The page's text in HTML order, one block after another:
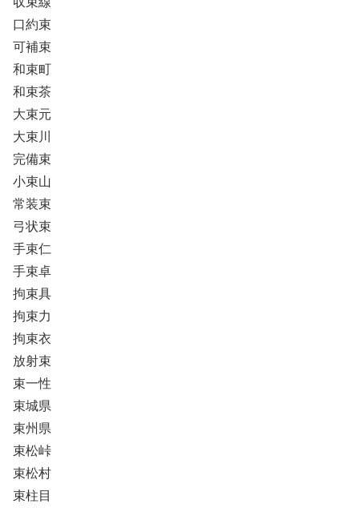
口約束
可補束
和束町
和束茶
大束元
大束川
完備束
小束山
常装束
弓状束
手束仁
手束卓
拘束具
拘束力
拘束衣
放射束
束一性
束城県
束州県
束松峠
束松村
束柱目